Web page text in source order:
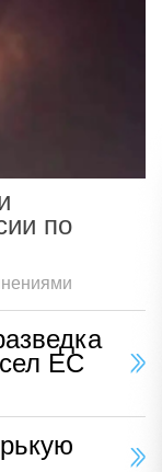
по
ЕС